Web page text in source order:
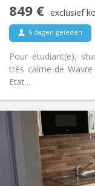
849 € exclusief
6 dagen geleden
Pour étudiant(e),
très calme de
Etat...